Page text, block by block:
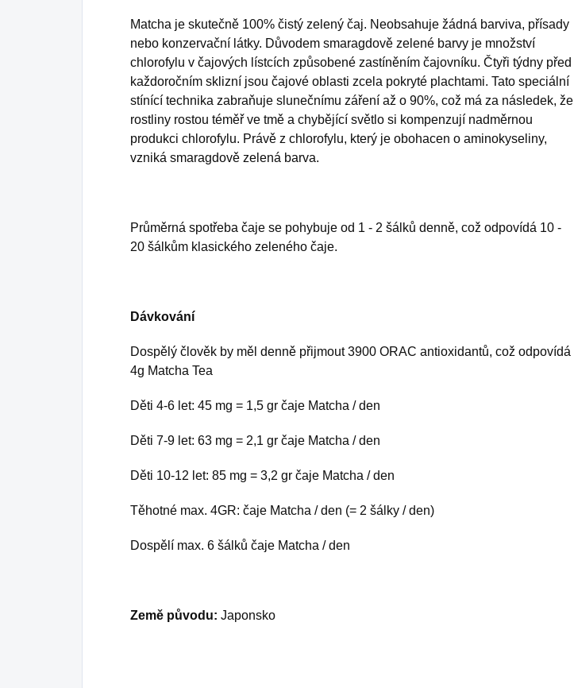
Matcha je skutečně 100% čistý zelený čaj. Neobsahuje žádná barviva, přísady
nebo konzervační látky. Důvodem smaragdově zelené barvy je množství
chlorofylu v čajových lístcích způsobené zastíněním čajovníku. Čtyři týdny před
každoročním sklizní jsou čajové oblasti zcela pokryté plachtami. Tato speciální
stínící technika zabraňuje slunečnímu záření až o 90%, což má za následek, že
rostliny rostou téměř ve tmě a chybějící světlo si kompenzují nadměrnou
produkci chlorofylu. Právě z chlorofylu, který je obohacen o aminokyseliny,
vzniká smaragdově zelená barva.
Průměrná spotřeba čaje se pohybuje od 1 - 2 šálků denně, což odpovídá 10 -
20 šálkům klasického zeleného čaje.
Dávkování
Dospělý člověk by měl denně přijmout 3900 ORAC antioxidantů, což odpovídá
4g Matcha Tea
Děti 4-6 let: 45 mg = 1,5 gr čaje Matcha / den
Děti 7-9 let: 63 mg = 2,1 gr čaje Matcha / den
Děti 10-12 let: 85 mg = 3,2 gr čaje Matcha / den
Těhotné max. 4GR: čaje Matcha / den (= 2 šálky / den)
Dospělí max. 6 šálků čaje Matcha / den
Země původu: Japonsko